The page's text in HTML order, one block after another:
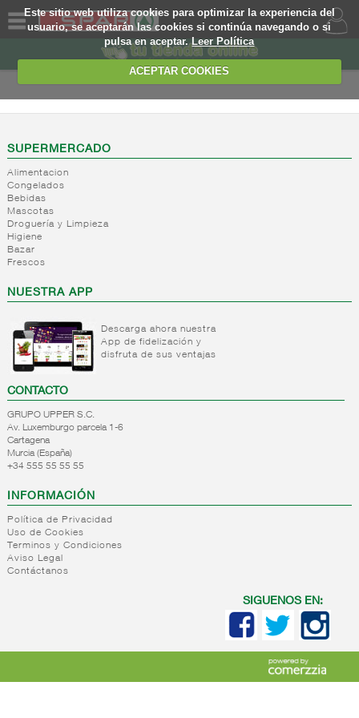
Este sitio web utiliza cookies para optimizar la experiencia del
usuario, se aceptarán las cookies si continúa navegando o si
pulsa en aceptar.Leer Política
ACEPTAR COOKIES
SOMOS
WEB
EJEMPLO
SUPERMERCADO
Alimentacion
Congelados
Bebidas
Mascotas
Droguería y Limpieza
Higiene
Bazar
Frescos
NUESTRA APP
Descarga ahora nuestra
App de fidelización y
disfruta de sus ventajas
CONTACTO
GRUPO UPPER S.C.
Av. Luxemburgo parcela 1-6
Cartagena
Murcia (España)
+34 555 55 55 55
INFORMACIÓN
Política de Privacidad
Uso de Cookies
Terminos y Condiciones
Aviso Legal
Contáctanos
SIGUENOS EN: